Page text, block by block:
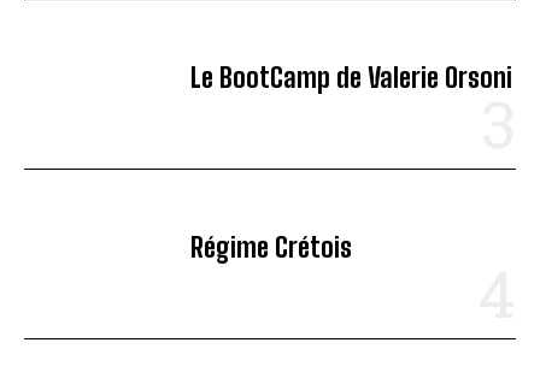
Le BootCamp de Valerie Orsoni
Régime Crétois